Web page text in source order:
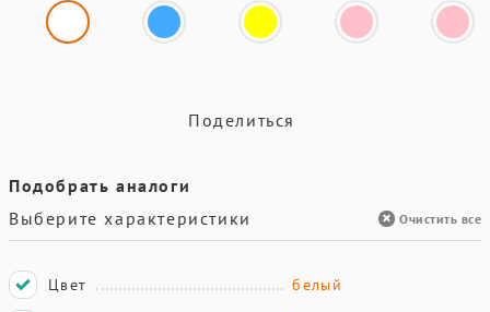
Поделиться
Подобрать аналоги
Выберите характеристики
Очистить все
Цвет
белый